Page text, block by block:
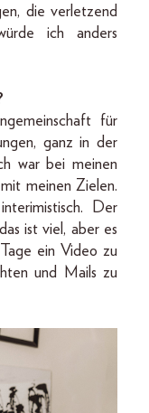
die verletzend
ich anders
für
ganz in der
war bei meinen
meinen Zielen.
Der
ist viel, aber es
ein Video zu
und Mails zu